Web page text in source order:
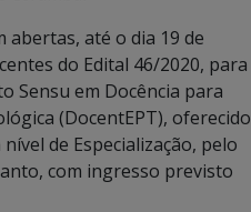
abertas, até o dia 19 de
do Edital 46/2020, para
Sensu em Docência para
(DocentEPT), oferecido
de Especialização, pelo
com ingresso previsto